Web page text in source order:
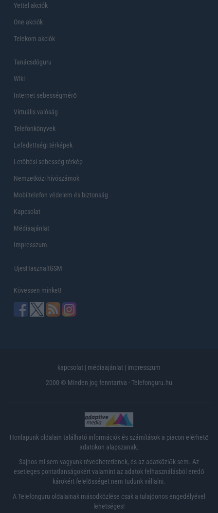
Yettel akciók
One akciók
Telekom akciók
Tanácsdóguru
Wiki
Internet sebességmérő
Virtuális valóság
Telefonkönyvek
Lefedettségi térképek
Letöltési sebesség térkép
Nemzetközi hívószámok
Mobiltelefon védelem és biztonság
Kapcsolat
Médiaajánlat
Impresszum
UjesHasznaltGSM
Kövessen minket!
kapcsolat | médiaajánlat | impresszum
2000 © Minden jog fenntartva - Telefonguru.hu
Honlapunk oldalain található információk és számítások a piacon elérhető
adatokon alapszanak.
Sajnos mi sem vagyunk tévedhetetlenek, és az adatközlők sem. Az
esetleges pontatlanságokért valamint az adatok felhasználásból eredő
károkért felelősséget nem tudunk vállalni.
A Telefonguru oldalainak másodközlése csak a tulajdonos engedélyével
lehetséges!